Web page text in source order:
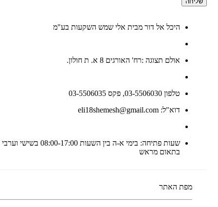
היכל אל דור מבית אלי שמש השקעות בע"מ
אולם תצוגה :רח' האורגים 8 א. ת חולון.
טלפון 03-5506030, פקס 03-5506035
דוא"ל: eli18shemesh@gmail.com
שעות פתיחה: בימי א-ה בין השעות 08:00-17:00
בתאום מראש
מפת האתר